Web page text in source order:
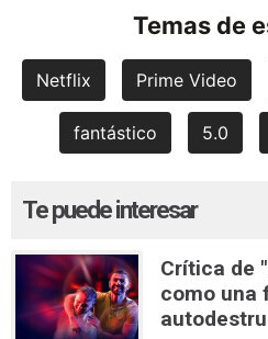
Temas de
Netflix Prime Video
fantástico 5.0
Te puede interesar
Crítica de
como una